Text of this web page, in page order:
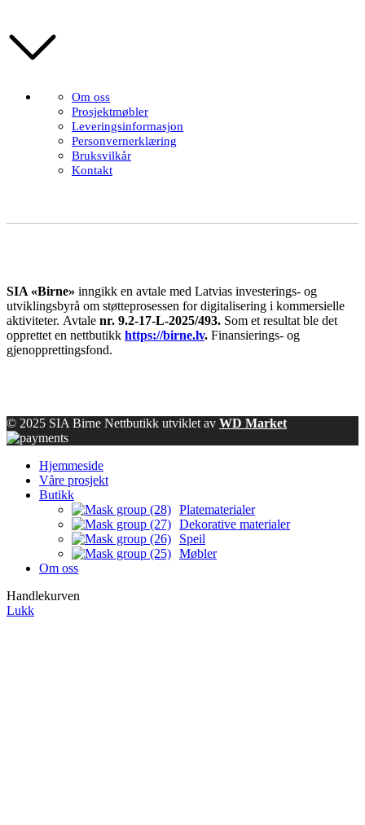
Om oss
Prosjektmøbler
Leveringsinformasjon
Personvernerklæring
Bruksvilkår
Kontakt
SIA «Birne» inngikk en avtale med Latvias investerings- og
utviklingsbyrå om støtteprosessen for digitalisering i kommersielle
aktiviteter. Avtale nr. 9.2-17-L-2025/493. Som et resultat ble det
opprettet en nettbutikk https://birne.lv. Finansierings- og
gjenopprettingsfond.
© 2025 SIA Birne Nettbutikk utviklet av WD Market
Hjemmeside
Våre prosjekt
Butikk
Platematerialer
Dekorative materialer
Speil
Møbler
Om oss
Handlekurven
Lukk